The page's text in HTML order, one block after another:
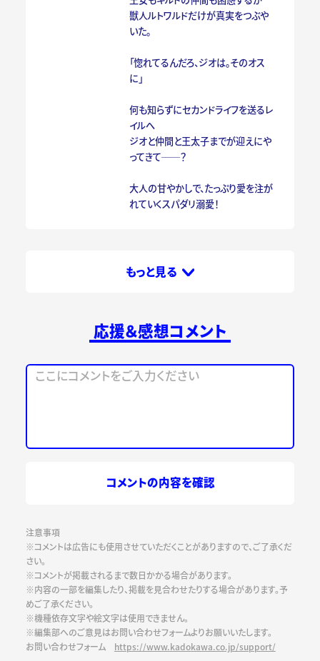
獣人ルトワルドだけが真実をつぶや
いた。
「惚れてるんだろ、ジオは。そのオス
に」
何も知らずにセカンドライフを送るレ
イルへ
ジオと仲間と王太子までが迎えにや
ってきて──？
大人の甘やかしで、たっぷり愛を注が
れていくスパダリ溺愛！
もっと見る
応援＆感想コメント
コメントの内容を確認
注意事項
※コメントは広告にも使用させていただくことがありますので、ご了承くだ
さい。
※コメントが掲載されるまで数日かかる場合があります。
※内容の一部を編集したり、掲載を見合わせたりする場合があります。予
めご了承ください。
※機種依存文字や絵文字は使用できません。
※編集部へのご意見はお問い合わせフォームよりお願いいたします。
お問い合わせフォーム https://www.kadokawa.co.jp/support/